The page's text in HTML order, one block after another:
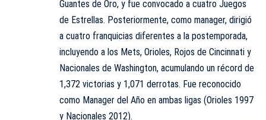
Guantes de Oro, y fue convocado a cuatro Juegos
de Estrellas. Posteriormente, como manager, dirigió
a cuatro franquicias diferentes a la postemporada,
incluyendo a los Mets, Orioles, Rojos de Cincinnati y
Nacionales de Washington, acumulando un récord de
1,372 victorias y 1,071 derrotas. Fue reconocido
como Manager del Año en ambas ligas (Orioles 1997
y Nacionales 2012).